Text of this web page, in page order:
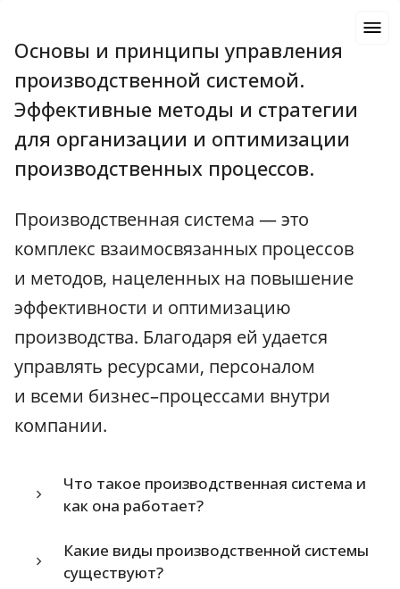
Основы и принципы управления
производственной системой.
Эффективные методы и стратегии
для организации и оптимизации
производственных процессов.
Производственная система — это
комплекс взаимосвязанных процессов
и методов, нацеленных на повышение
эффективности и оптимизацию
производства. Благодаря ей удается
управлять ресурсами, персоналом
и всеми бизнес–процессами внутри
компании.
Что такое производственная система и
как она работает?
Какие виды производственной системы
существуют?